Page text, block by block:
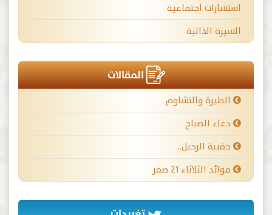
استشارات اجتماعية
السيرة الذاتية
المقالات
الطيرة والتشاوم
دعاء الصباح
حقيبة الرحيل..
فوائد الثلاثاء ٢١ صفر